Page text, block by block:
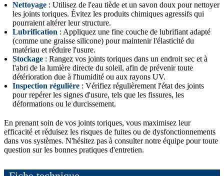
Nettoyage : Utilisez de l'eau tiède et un savon doux pour nettoyer
les joints toriques. Évitez les produits chimiques agressifs qui
pourraient altérer leur structure.
Lubrification : Appliquez une fine couche de lubrifiant adapté
(comme une graisse silicone) pour maintenir l'élasticité du
matériau et réduire l'usure.
Stockage : Rangez vos joints toriques dans un endroit sec et à
l'abri de la lumière directe du soleil, afin de prévenir toute
détérioration due à l'humidité ou aux rayons UV.
Inspection régulière : Vérifiez régulièrement l'état des joints
pour repérer les signes d'usure, tels que les fissures, les
déformations ou le durcissement.
En prenant soin de vos joints toriques, vous maximisez leur
efficacité et réduisez les risques de fuites ou de dysfonctionnements
dans vos systèmes. N'hésitez pas à consulter notre équipe pour toute
question sur les bonnes pratiques d'entretien.